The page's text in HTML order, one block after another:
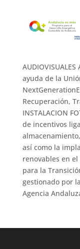
ayuda de la
Recuperación,
INSTALACION
de incentivos
así como la
renovables en
para la
gestionado por
Agencia